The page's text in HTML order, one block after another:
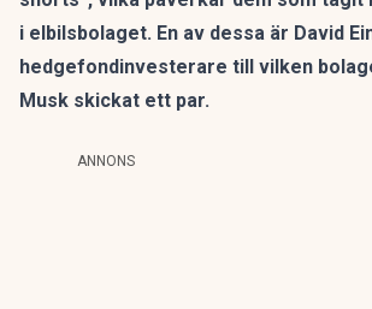
i elbilsbolaget. En av dessa är David
hedgefondinvesterare till vilken
Musk skickat ett par.
ANNONS